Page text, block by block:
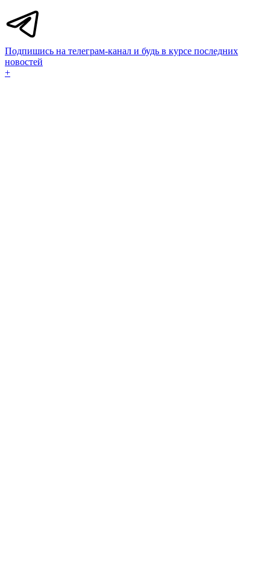
Подпишись на телеграм-канал и будь в курсе последних
новостей
+